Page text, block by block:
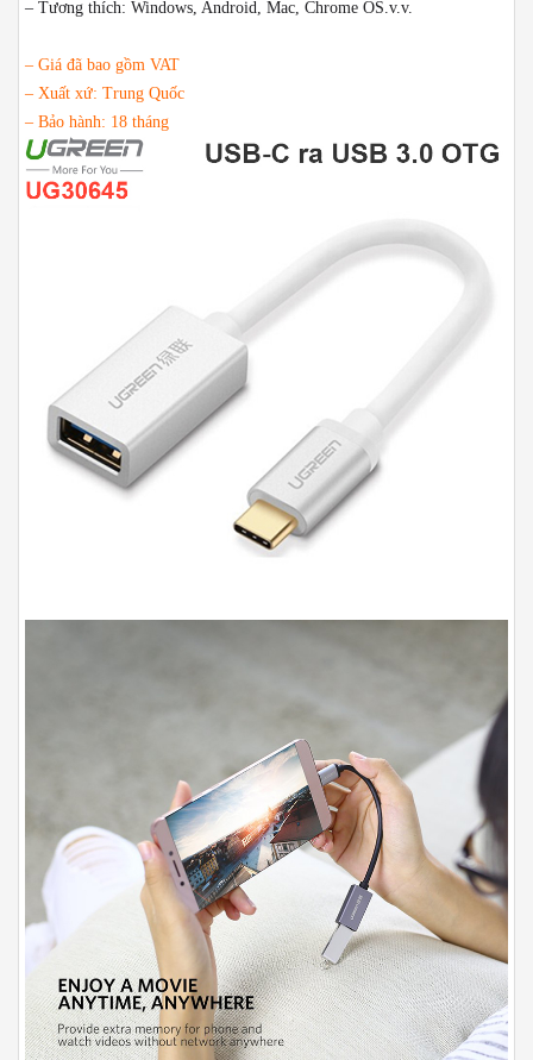
– Tương thích: Windows, Android, Mac, Chrome OS.v.v.
– Giá đã bao gồm VAT
– Xuất xứ: Trung Quốc
– Bảo hành: 18 tháng